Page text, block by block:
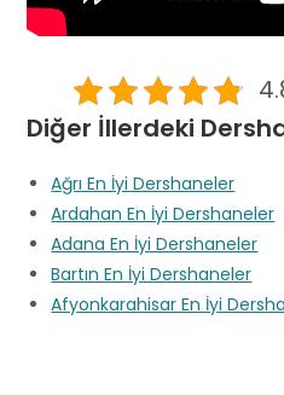
Diğer İllerdeki
Ağrı En İyi Dershaneler
Ardahan En İyi Dershaneler
Adana En İyi Dershaneler
Bartın En İyi Dershaneler
Afyonkarahisar En İyi